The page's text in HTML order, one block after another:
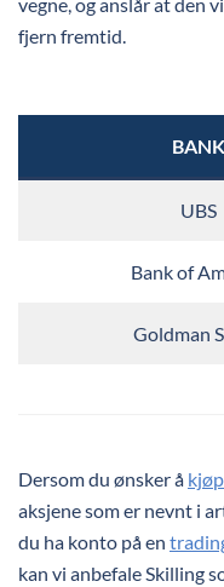
vegne, og anslår at den
fjern fremtid.
BANK
UBS
Bank of
Goldman
Dersom du ønsker å
aksjene som er nevnt i
du ha konto på en
kan vi anbefale Skilling